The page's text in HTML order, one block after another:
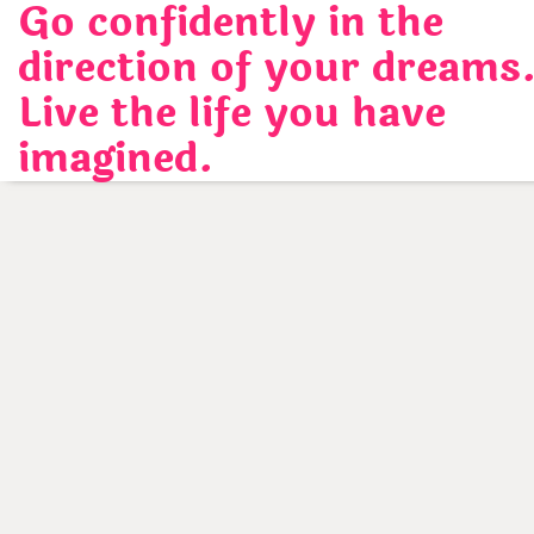
Skip
content
Go confidently in the
direction of your
Live the life you have
imagined.